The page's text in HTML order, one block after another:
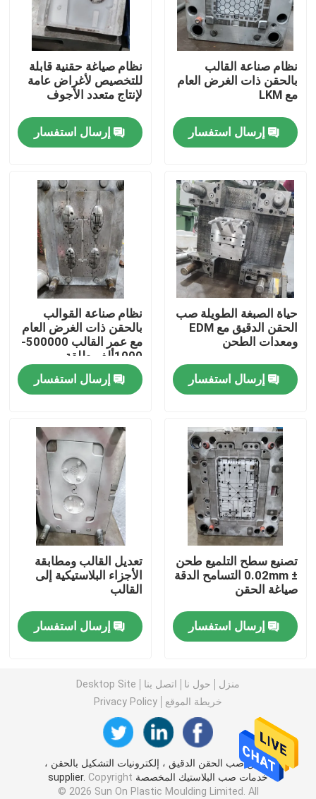
منزل
المنتجات
حول بنا
جولة في المعمل
ضبط الجودة
طلب اقتباس
أجزاء مصبوبة بالحقن
أجزاء بلاستيكية مقولبة
صب حقن الدقة
أجزاء الأجهزة الدقيقة
أجزاء الصب يموت
قالب الصب يموت
قالب حقن السيليكون
قطع غيار الاتصالات السلكية واللاسلكية
أجزاء حقن صب البلاستيك الطبية
نظام صناعة القالب
بالحقن ذات الغرض العام
مع LKM
إرسال استفسار
نظام صياغة حقنية قابلة
للتخصيص لأغراض عامة
لإنتاج متعدد الأجوف
إرسال استفسار
حياة الصبغة الطويلة صب
الحقن الدقيق مع EDM
ومعدات الطحن
إرسال استفسار
نظام صناعة القوالب
بالحقن ذات الغرض العام
مع عمر القالب 500000-
1000ألف طلقة
إرسال استفسار
تصنيع سطح التلميع طحن
± 0.02mm التسامح الدقة
صياغة الحقن
إرسال استفسار
تعديل القالب ومطابقة
الأجزاء البلاستيكية إلى
القالب
إرسال استفسار
منزل حول نا اتصل بنا
Desktop Site
خريطة الموقع
Privacy Policy
الصين صب الحقن الدقيق ، إلكترونيات التشكيل بالحقن ،
خدمات صب البلاستيك المخصصة supplier. Copyright
© 2026 Sun On Plastic Moulding Limited. All